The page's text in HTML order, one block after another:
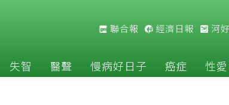
聯合報 經濟日報 河
失智 醫聲 慢病好日子 癌症 性愛